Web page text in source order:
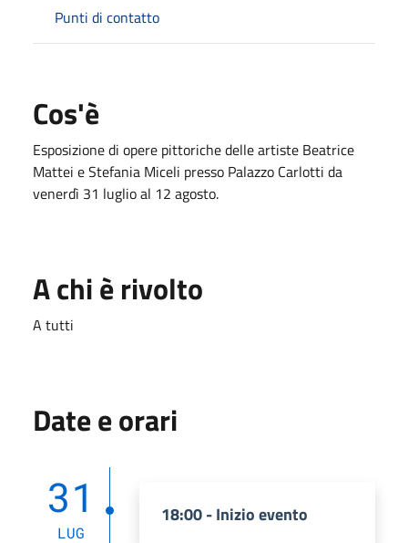
Punti di contatto
Cos'è
Esposizione di opere pittoriche delle artiste Beatrice
Mattei e Stefania Miceli presso Palazzo Carlotti da
venerdì 31 luglio al 12 agosto.
A chi è rivolto
A tutti
Date e orari
31
LUG
18:00 - Inizio evento